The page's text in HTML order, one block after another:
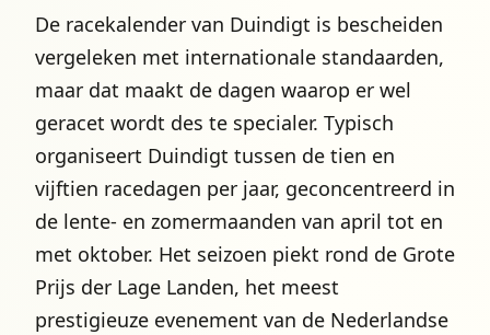
De racekalender van Duindigt is bescheiden
vergeleken met internationale standaarden,
maar dat maakt de dagen waarop er wel
geracet wordt des te specialer. Typisch
organiseert Duindigt tussen de tien en
vijftien racedagen per jaar, geconcentreerd in
de lente- en zomermaanden van april tot en
met oktober. Het seizoen piekt rond de Grote
Prijs der Lage Landen, het meest
prestigieuze evenement van de Nederlandse